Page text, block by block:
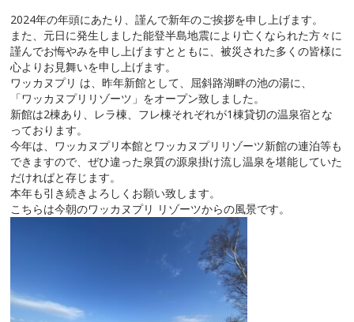
2024年の年頭にあたり、謹んで新年のご挨拶を申し上げます。
また、元日に発生しました能登半島地震により亡くなられた方々に
謹んでお悔やみを申し上げますとともに、被災された多くの皆様に
心よりお見舞いを申し上げます。
ワッカヌプリ は、昨年新館として、屈斜路湖畔の池の湯に、
「ワッカヌプリリゾーツ」をオープン致しました。
新館は2棟あり、レラ棟、フレ棟それぞれが1棟貸切の温泉宿とな
っております。
今年は、ワッカヌプリ本館とワッカヌプリリゾーツ新館の連泊等も
できますので、ぜひ違った泉質の源泉掛け流し温泉を堪能していた
だければと存じます。
本年も引き続きよろしくお願い致します。
こちらは今朝のワッカヌプリ リゾーツからの風景です。